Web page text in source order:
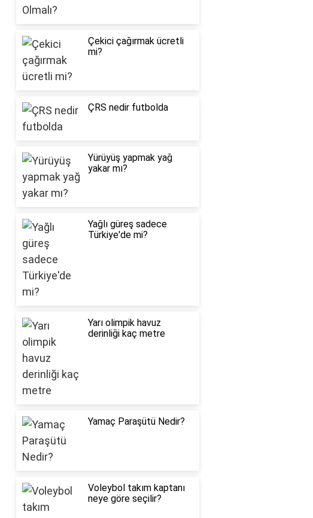
Çekici çağırmak ücretli
mi?
ÇRS nedir futbolda
Yürüyüş yapmak yağ
yakar mı?
Yağlı güreş sadece
Türkiye'de mi?
Yarı olimpik havuz
derinliği kaç metre
Yamaç Paraşütü Nedir?
Voleybol takım kaptanı
neye göre seçilir?